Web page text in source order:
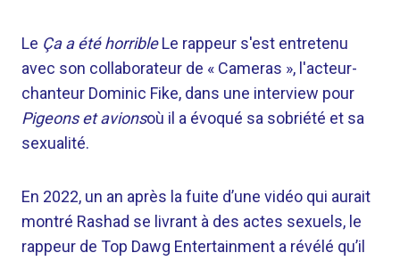
Le Ça a été horribleLe rappeur s'est entretenu
avec son collaborateur de « Cameras », l'acteur-
chanteur Dominic Fike, dans une interview pour
Pigeons et avionsoù il a évoqué sa sobriété et sa
sexualité.
En 2022, un an après la fuite d’une vidéo qui aurait
montré Rashad se livrant à des actes sexuels, le
rappeur de Top Dawg Entertainment a révélé qu’il